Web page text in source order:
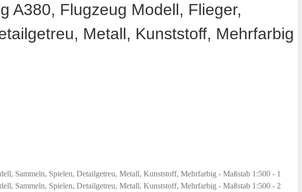
A380, Flugzeug Modell, Flieger,
Metall, Kunststoff, Mehrfarbig